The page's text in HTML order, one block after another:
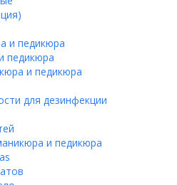
и педикюра
педикюра
и педикюра
для дезинфекции
и педикюра